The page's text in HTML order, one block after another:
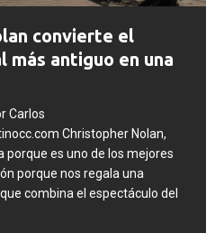
convierte el
más antiguo en una
Carlos
Christopher Nolan,
es uno de los mejores
porque nos regala una
combina el espectáculo del